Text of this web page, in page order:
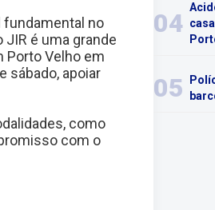
fundamental no
é uma grande
Porto Velho em
sábado, apoiar
como
com o
04
05